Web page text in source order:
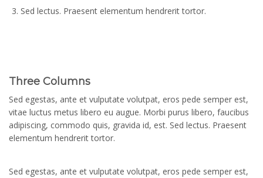
Sed lectus. Praesent elementum hendrerit tortor.
Three Columns
Sed egestas, ante et vulputate volutpat, eros pede semper est,
vitae luctus metus libero eu augue. Morbi purus libero, faucibus
adipiscing, commodo quis, gravida id, est. Sed lectus. Praesent
elementum hendrerit tortor.
Sed egestas, ante et vulputate volutpat, eros pede semper est,